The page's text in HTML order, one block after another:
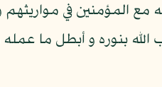
المؤمنين في
بنوره و أبطل ما عمله